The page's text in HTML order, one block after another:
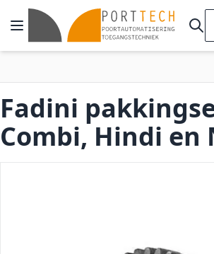
Ga naar de inhoud
Toggle Nav
Fadini
Combi, Hindi en